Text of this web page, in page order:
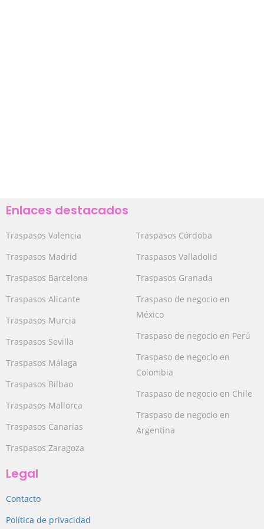
Enlaces destacados
Traspasos Valencia
Traspasos Madrid
Traspasos Barcelona
Traspasos Alicante
Traspasos Murcia
Traspasos Sevilla
Traspasos Málaga
Traspasos Bilbao
Traspasos Mallorca
Traspasos Canarias
Traspasos Zaragoza
Traspasos Córdoba
Traspasos Valladolid
Traspasos Granada
Traspaso de negocio en
México
Traspaso de negocio en Perú
Traspaso de negocio en
Colombia
Traspaso de negocio en Chile
Traspaso de negocio en
Argentina
Legal
Contacto
Política de privacidad